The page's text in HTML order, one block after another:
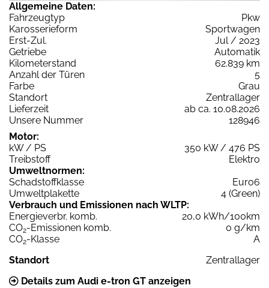
Allgemeine Daten:
Fahrzeugtyp
Pkw
Karosserieform
Sportwagen
Erst-Zul.
Jul / 2023
Getriebe
Automatik
Kilometerstand
62.839 km
Anzahl der Türen
5
Farbe
Grau
Standort
Zentrallager
Lieferzeit
ab ca. 10.08.2026
Unsere Nummer
128946
Motor:
kW / PS
350 kW / 476 PS
Treibstoff
Elektro
Umweltnormen:
Schadstoffklasse
Euro6
Umweltplakette
4 (Green)
Verbrauch und Emissionen nach WLTP:
Energieverbr. komb.
20,0 kWh/100km
CO2-Emissionen komb.
0 g/km
CO2-Klasse
A
Standort
Zentrallager
Details zum Audi e-tron GT anzeigen